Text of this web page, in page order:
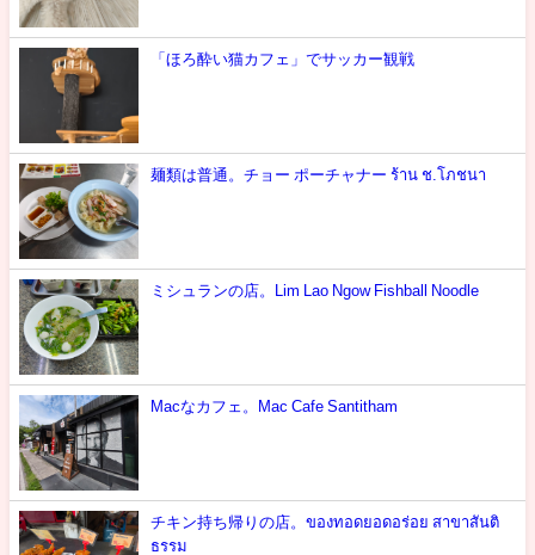
「ほろ酔い猫カフェ」でサッカー観戦
麺類は普通。チョー ポーチャナー ร้าน ช.โภชนา
ミシュランの店。Lim Lao Ngow Fishball Noodle
Macなカフェ。Mac Cafe Santitham
チキン持ち帰りの店。ของทอดยอดอร่อย สาขาสันติ
ธรรม